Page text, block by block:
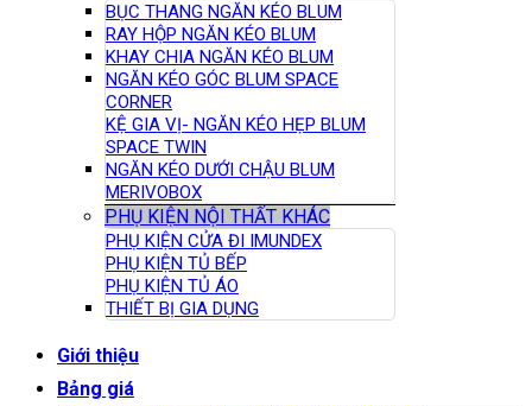
BỤC THANG NGĂN KÉO BLUM
RAY HỘP NGĂN KÉO BLUM
KHAY CHIA NGĂN KÉO BLUM
NGĂN KÉO GÓC BLUM SPACE
CORNER
KỆ GIA VỊ- NGĂN KÉO HẸP BLUM
SPACE TWIN
NGĂN KÉO DƯỚI CHẬU BLUM
MERIVOBOX
PHỤ KIỆN NỘI THẤT KHÁC
PHỤ KIỆN CỬA ĐI IMUNDEX
PHỤ KIỆN TỦ BẾP
PHỤ KIỆN TỦ ÁO
THIẾT BỊ GIA DỤNG
Giới thiệu
Bảng giá